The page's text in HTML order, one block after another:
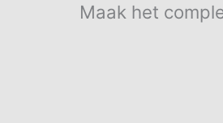
Maak het